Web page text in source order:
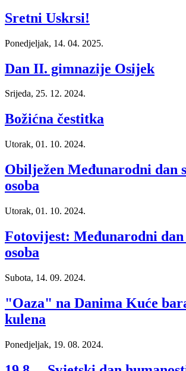
Sretni Uskrsi!
Ponedjeljak, 14. 04. 2025.
Dan II. gimnazije Osijek
Srijeda, 25. 12. 2024.
Božićna čestitka
Utorak, 01. 10. 2024.
Obilježen Međunarodni dan
osoba
Utorak, 01. 10. 2024.
Fotovijest: Međunarodni
osoba
Subota, 14. 09. 2024.
"Oaza" na Danima Kuće
kulena
Ponedjeljak, 19. 08. 2024.